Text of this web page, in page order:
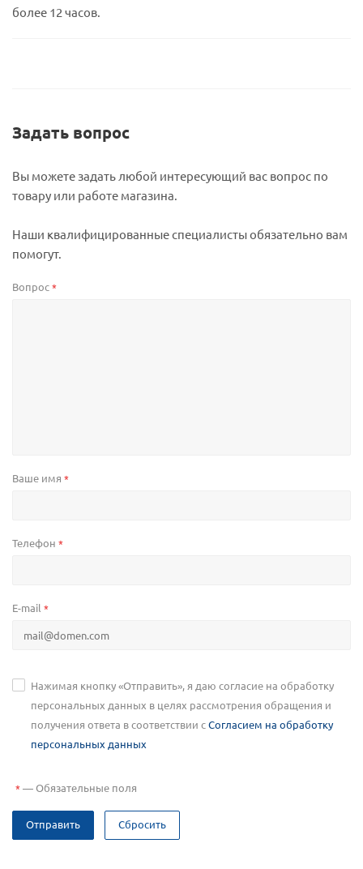
более 12 часов.
Задать вопрос
Вы можете задать любой интересующий вас вопрос по
товару или работе магазина.
Наши квалифицированные специалисты обязательно вам
помогут.
Вопрос*
Ваше имя *
Телефон *
E-mail *
Нажимая кнопку «Отправить», я даю согласие на обработку
персональных данных в целях рассмотрения обращения и
получения ответа в соответствии сСогласием на обработку
персональных данных
*—Обязательные поля
Отправить Сбросить